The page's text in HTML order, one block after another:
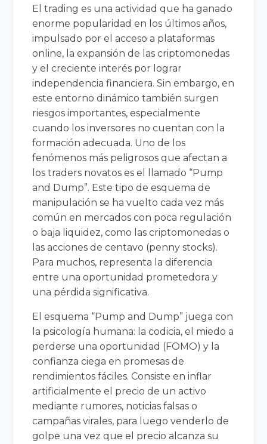
El trading es una actividad que ha ganado
enorme popularidad en los últimos años,
impulsado por el acceso a plataformas
online, la expansión de las criptomonedas
y el creciente interés por lograr
independencia financiera. Sin embargo, en
este entorno dinámico también surgen
riesgos importantes, especialmente
cuando los inversores no cuentan con la
formación adecuada. Uno de los
fenómenos más peligrosos que afectan a
los traders novatos es el llamado “Pump
and Dump”. Este tipo de esquema de
manipulación se ha vuelto cada vez más
común en mercados con poca regulación
o baja liquidez, como las criptomonedas o
las acciones de centavo (penny stocks).
Para muchos, representa la diferencia
entre una oportunidad prometedora y
una pérdida significativa.
El esquema “Pump and Dump” juega con
la psicología humana: la codicia, el miedo a
perderse una oportunidad (FOMO) y la
confianza ciega en promesas de
rendimientos fáciles. Consiste en inflar
artificialmente el precio de un activo
mediante rumores, noticias falsas o
campañas virales, para luego venderlo de
golpe una vez que el precio alcanza su